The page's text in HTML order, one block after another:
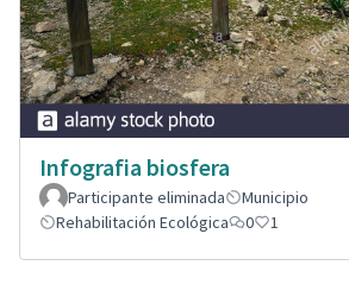
Infografia biosfera
Participante eliminada
Municipio
Rehabilitación Ecológica
0 1